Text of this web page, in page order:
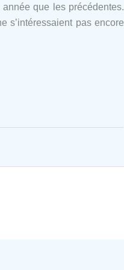
que les précédentes.
s’intéressaient pas encore